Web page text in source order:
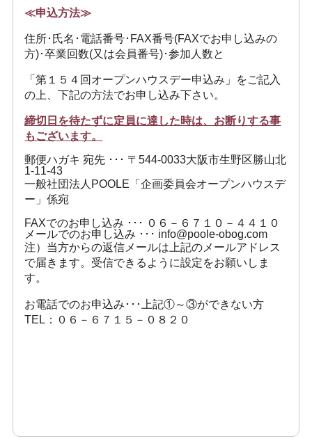
≪申込方法≫
住所･氏名･電話番号･FAX番号(FAXでお申し込みの
方)･卒業回数(又は会員番号)･参加人数と
「第１５４回オープンハウスデー申込み」をご記入
の上、下記の方法でお申し込み下さい。
締切日を待たずに定員に達した時は、お断りする事
もございます。
郵便ハガキ 宛先 ･･･ 〒544-0033大阪市生野区勝山北
1-11-43
一般社団法人POOLE「企画委員会オープンハウスデ
ー」係宛
FAXでのお申し込み ･･･ ０６－６７１０－４４１０
メールでのお申し込み ･･･ info@poole-obog.com
注）当方からの返信メールは上記のメールアドレス
で届きます。受信できるように設定をお願いしま
す。
お電話でのお申込み･･･上記①～③ができない方
TEL：０６－６７１５－０８２０